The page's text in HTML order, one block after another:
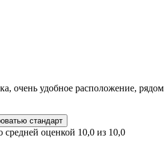
очень удобное расположение, рядом
стандарт
средней оценкой 10,0 из 10,0